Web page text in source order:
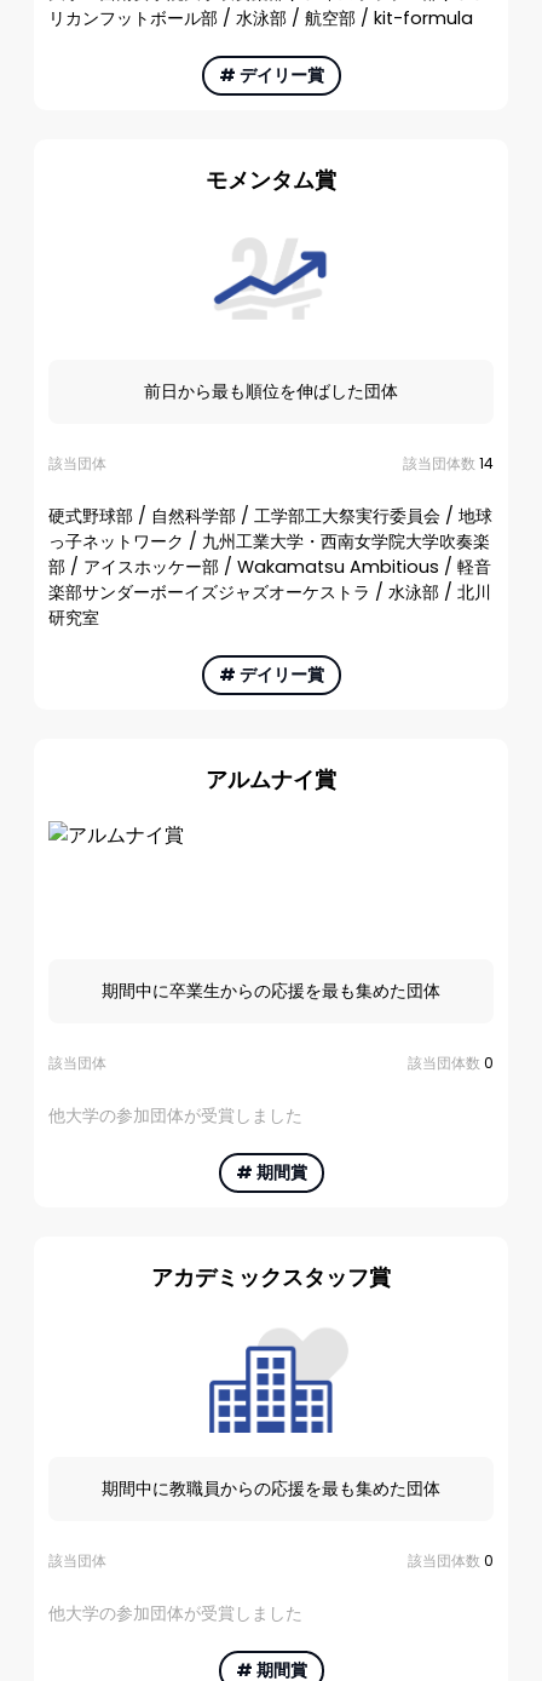
リカンフットボール部 / 水泳部 / 航空部 / kit-formula
# デイリー賞
モメンタム賞
前日から最も順位を伸ばした団体
該当団体 該当団体数 14
硬式野球部 / 自然科学部 / 工学部工大祭実行委員会 / 地球
っ子ネットワーク / 九州工業大学・西南女学院大学吹奏楽
部 / アイスホッケー部 / Wakamatsu Ambitious / 軽音
楽部サンダーボーイズジャズオーケストラ / 水泳部 / 北川
研究室
# デイリー賞
アルムナイ賞
期間中に卒業生からの応援を最も集めた団体
該当団体 該当団体数 0
他大学の参加団体が受賞しました
# 期間賞
アカデミックスタッフ賞
期間中に教職員からの応援を最も集めた団体
該当団体 該当団体数 0
他大学の参加団体が受賞しました
# 期間賞